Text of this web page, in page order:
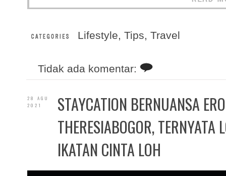
Lifestyle, Tips, Travel
Tidak ada komentar:
28 AGU
2021
STAYCATION BERNUANSA
THERESIABOGOR, TERNYATA
IKATAN CINTA LOH